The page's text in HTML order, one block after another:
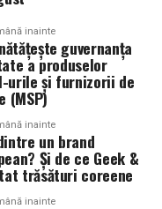
a vânzărilor.
precisă a
mesajelor. Acest
investiției și la
a strategiei de
colaborarea
și energice, La
ului peruvian,
spălată și
care oferă
este un parfum
inainte
guvernanța
a produselor
urile și furnizorii de
(MSP)
inainte
un brand
Și de ce Geek &
trăsături coreene
inainte